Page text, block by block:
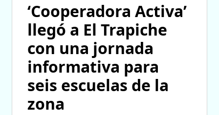
‘Cooperadora Activa’
llegó a El Trapiche
con una jornada
informativa para
seis escuelas de la
zona